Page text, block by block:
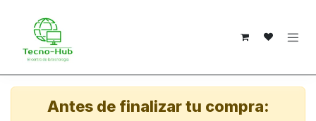
Antes de finalizar tu compra: